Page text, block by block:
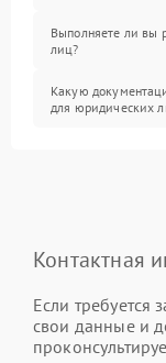
Выполняете ли вы
лиц?
Какую
для юридических
Контактная
Если требуется
свои данные и